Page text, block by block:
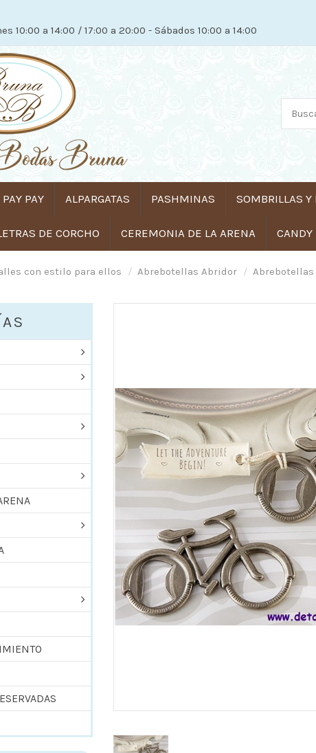
10:00 a 14:00 / 17:00 a 20:00 - Sábados 10:00 a 14:00
PAY ALPARGATAS PASHMINAS SOMBRILLAS Y
DE CORCHO CEREMONIA DE LA ARENA CANDY
con estilo para ellos Abrebotellas Abridor